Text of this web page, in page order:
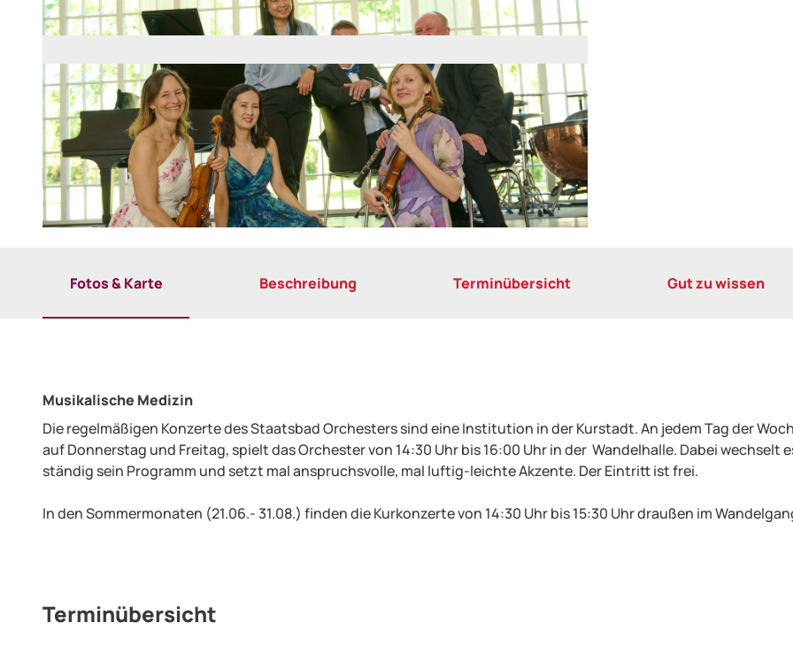
Fotos & Karte Beschreibung Terminübersicht Gut zu wissen
Musikalische Medizin
Die regelmäßigen Konzerte des Staatsbad Orchesters sind eine Institution in der Kurstadt. An jedem Tag der
auf Donnerstag und Freitag, spielt das Orchester von 14:30 Uhr bis 16:00 Uhr in der Wandelhalle. Dabei wechselt
ständig sein Programm und setzt mal anspruchsvolle, mal luftig-leichte Akzente. Der Eintritt ist frei.
In den Sommermonaten (21.06.- 31.08.) finden die Kurkonzerte von 14:30 Uhr bis 15:30 Uhr draußen im
Terminübersicht